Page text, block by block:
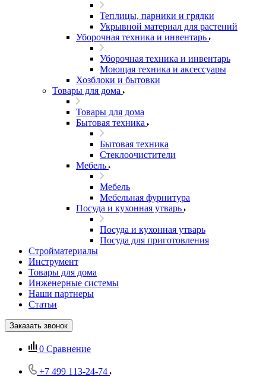
Теплицы, парники и грядки
Укрывной материал для растений
Уборочная техника и инвентарь
Уборочная техника и инвентарь
Моющая техника и аксессуары
Хозблоки и бытовки
Товары для дома
Товары для дома
Бытовая техника
Бытовая техника
Стеклоочистители
Мебель
Мебель
Мебельная фурнитура
Посуда и кухонная утварь
Посуда и кухонная утварь
Посуда для приготовления
Стройматериалы
Инструмент
Товары для дома
Инженерные системы
Наши партнеры
Статьи
Заказать звонок
0 Сравнение
+7 499 113-24-74